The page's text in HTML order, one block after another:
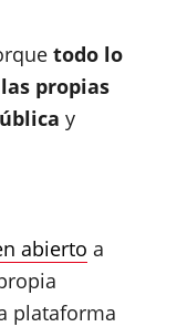
todo lo
propias
y
abierto a
plataforma